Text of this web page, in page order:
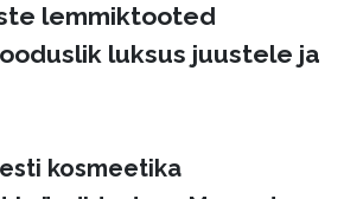
lemmiktooted
luksus juustele ja
kosmeetika